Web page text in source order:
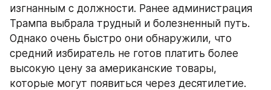
изгнанным с должности. Ранее администрация
Трампа выбрала трудный и болезненный путь.
Однако очень быстро они обнаружили, что
средний избиратель не готов платить более
высокую цену за американские товары,
которые могут появиться через десятилетие.